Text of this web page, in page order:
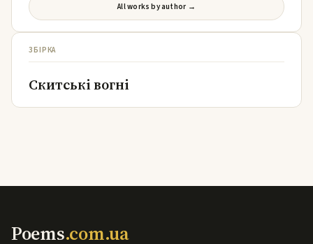
All works by author →
ЗБІРКА
Скитські вогні
Poems.com.ua